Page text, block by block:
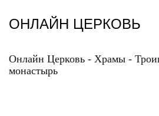
содержанию
ОНЛАЙН ЦЕРКОВЬ
Онлайн Церковь - Храмы -
монастырь